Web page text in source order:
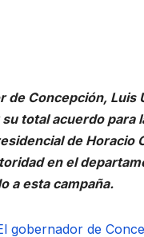
de Concepción, Luis
total acuerdo para
de Horacio
en el
a esta campaña.